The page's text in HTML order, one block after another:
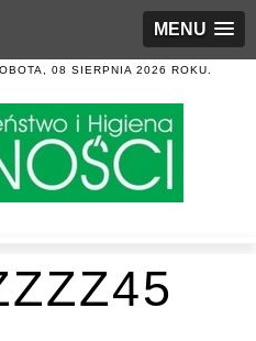
MENU
08 SIERPNIA 2026 ROKU.